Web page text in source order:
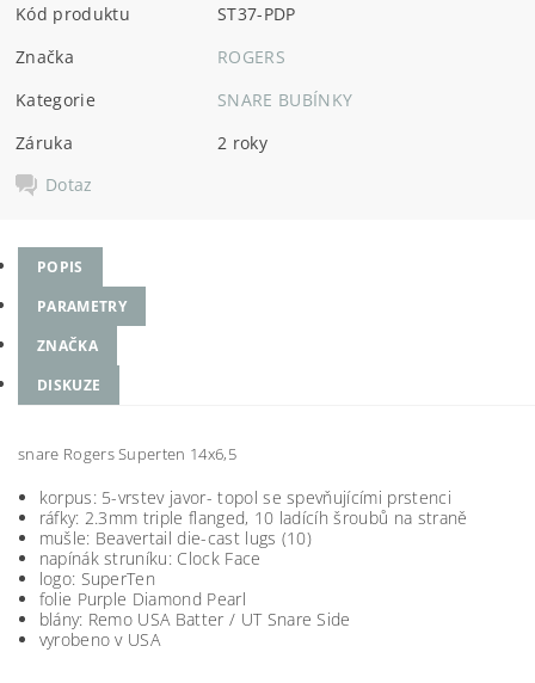
Kód produktu
ST37-PDP
Značka
ROGERS
Kategorie
SNARE BUBÍNKY
Záruka
2 roky
Dotaz
POPIS
PARAMETRY
ZNAČKA
DISKUZE
snare Rogers Superten 14x6,5
korpus: 5-vrstev javor- topol se spevňujícími prstenci
ráfky: 2.3mm triple flanged, 10 ladícíh šroubů na straně
mušle: Beavertail die-cast lugs (10)
napínák struníku: Clock Face
logo: SuperTen
folie Purple Diamond Pearl
blány: Remo USA Batter / UT Snare Side
vyrobeno v USA